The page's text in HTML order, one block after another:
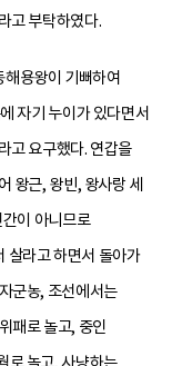
고 부탁하였다.
용왕이 기뻐하여
자기 누이가 있다면서
고 요구했다. 연갑을
왕근, 왕빈, 왕사랑 세
이 아니므로
살라고 하면서 돌아가
군농, 조선에서는
패로 놀고, 중인